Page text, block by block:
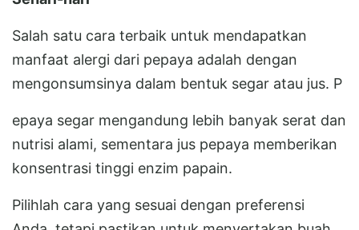
Salah satu cara terbaik untuk mendapatkan
manfaat alergi dari pepaya adalah dengan
mengonsumsinya dalam bentuk segar atau jus. P
epaya segar mengandung lebih banyak serat dan
nutrisi alami, sementara jus pepaya memberikan
konsentrasi tinggi enzim papain.
Pilihlah cara yang sesuai dengan preferensi